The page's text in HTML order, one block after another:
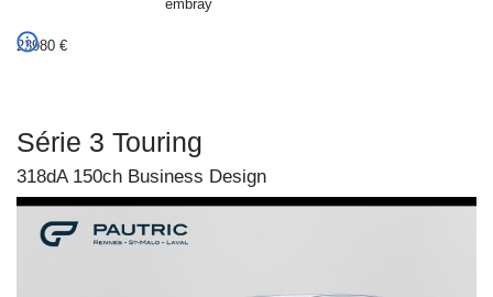
embray
23980 €
Série 3 Touring
318dA 150ch Business Design